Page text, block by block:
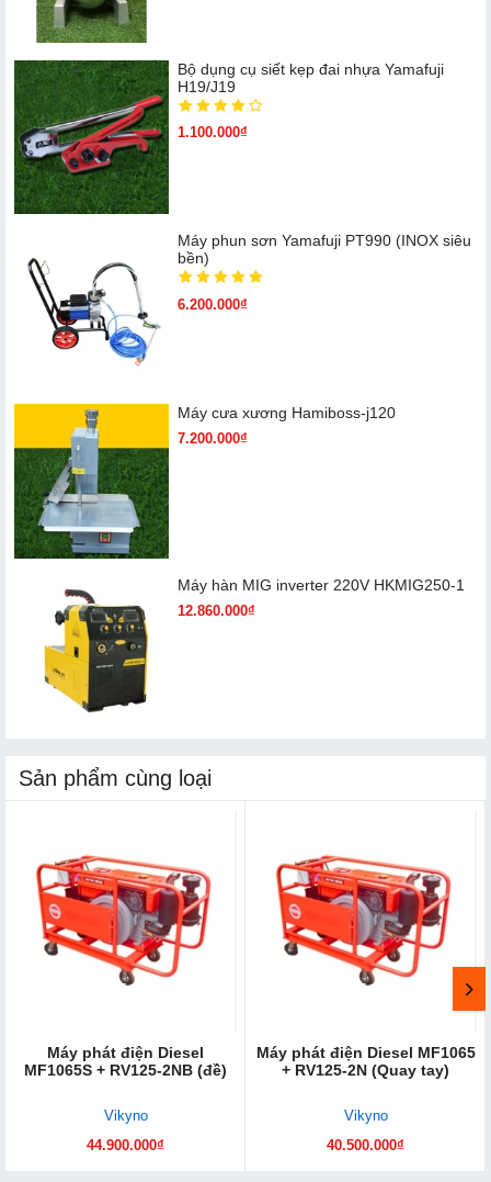
Bộ dụng cụ siết kẹp đai nhựa Yamafuji
H19/J19
1.100.000₫
Máy phun sơn Yamafuji PT990 (INOX siêu
bền)
6.200.000₫
Máy cưa xương Hamiboss-j120
7.200.000₫
Máy hàn MIG inverter 220V HKMIG250-1
12.860.000₫
Sản phẩm cùng loại
Máy phát điện Diesel
MF1065S + RV125-2NB (đề)
Vikyno
44.900.000₫
Máy phát điện Diesel MF1065
+ RV125-2N (Quay tay)
Vikyno
40.500.000₫